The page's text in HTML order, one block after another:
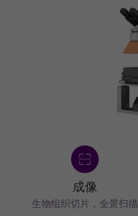
成像
生物组织切片，全景扫描